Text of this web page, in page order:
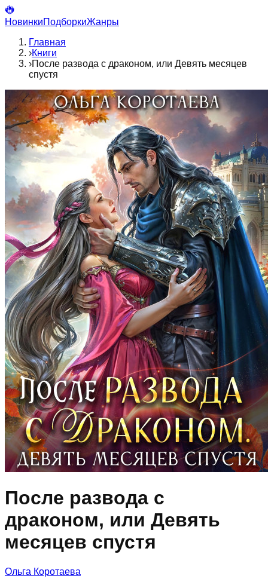
НовинкиПодборкиЖанры
Главная
›Книги
›После развода с драконом, или Девять месяцев
спустя
После развода с
драконом, или Девять
месяцев спустя
Ольга Коротаева